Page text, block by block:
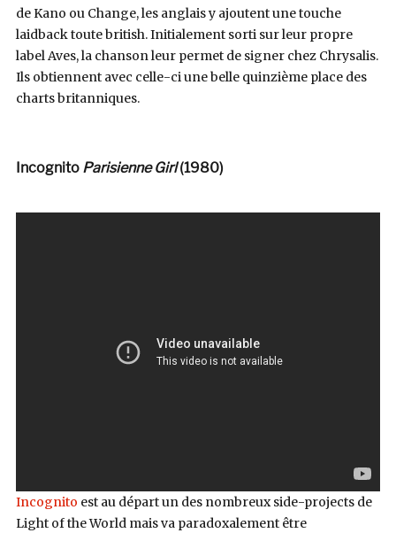
de Kano ou Change, les anglais y ajoutent une touche
laidback toute british. Initialement sorti sur leur propre
label Aves, la chanson leur permet de signer chez Chrysalis.
Ils obtiennent avec celle-ci une belle quinzième place des
charts britanniques.
Incognito Parisienne Girl(1980)
Incognito est au départ un des nombreux side-projects de
Light of the World mais va paradoxalement être